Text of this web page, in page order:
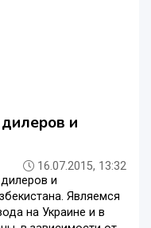
и
16.07.2015, 13:32
и
Являемся
на Украине и в